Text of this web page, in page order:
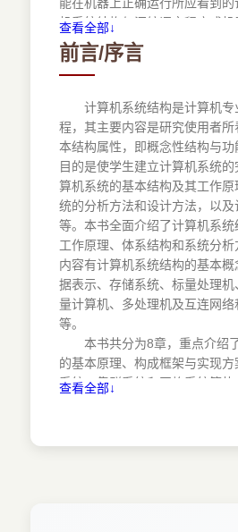
2.3 I／O系统
2.3.1 I／0方式
2.3.2 中断系统
2.4 通道处理机
2.4.2 通道的工作过程
2.4.3 通道的类型
2.5 I／0处理机
2.5.1 I／O处理机的作用
2.5.2 I／O处理机的种类
2.6 习题
第3章 存储系统
3.1 存储系统原理
3.1.1 存储系统的定义
3.1.2 存储系统的层次结构
3.1.3 频带平衡
3.1.4 存储器并行访问
3.1.5 交叉访问存储器
3.2 相联存储器
3.3.2 Cache的组成与工作原理
能在机器上正确运行所应看到
机系统结构与汇编语言程序或机
现的功能，以及要用到的数据类
切相关。
现代计算机是一种包括机器
系统软件、应用程序和用户接
计算机结构如图1所示。不同的
不同的计算机资源，这与求解
随着软件技术的发展，人们
级语言编程，站在不同的语言
不同的语言层面即计算机系统的
描述控制流程的，有一定规则的
语言”。计算机语言并不专属软
计算机系统的各个层次，分别
进行描述。
基于对计算机语言广义的理
系统看成是由多级“虚拟”计算
功能层次上划分，计算机系统
示。
图2中的每一层对应一种“机器
查看全部↓
前言/序言
计算机系统结构是计算机专
程，其主要内容是研究使用者
本结构属性，即概念性结构与
目的是使学生建立计算机系统
算机系统的基本结构及其工作
统的分析方法和设计方法，以
等。本书全面介绍了计算机系统
工作原理、体系结构和系统分
内容有计算机系统结构的基本
据表示、存储系统、标量处理
量计算机、多处理机及互连网
等。
本书共分为8章，重点介绍
的基本原理、构成框架与实现
系统、集群系统和网格系统等热
查看全部↓